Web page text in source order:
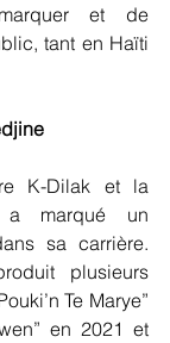
et de
tant en Haïti
K-Dilak et la
a marqué un
sa carrière.
plusieurs
Te Marye”
en 2021 et